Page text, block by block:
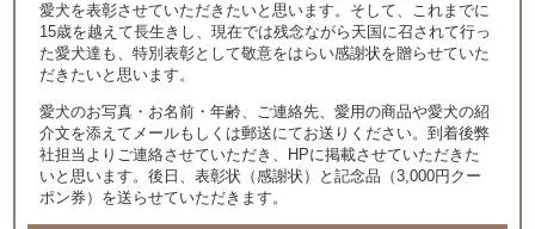
愛犬を表彰させていただきたいと思います。そして、これまでに
15歳を越えて長生きし、現在では残念ながら天国に召されて行っ
た愛犬達も、特別表彰として敬意をはらい感謝状を贈らせていた
だきたいと思います。
愛犬のお写真・お名前・年齢、ご連絡先、愛用の商品や愛犬の紹
介文を添えてメールもしくは郵送にてお送りください。到着後弊
社担当よりご連絡させていただき、HPに掲載させていただきた
いと思います。後日、表彰状（感謝状）と記念品（3,000円クー
ポン券）を送らせていただきます。